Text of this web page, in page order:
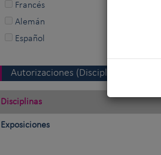
Francés
Alemán
Español
Autorizaciones (Disciplinas)
Disciplinas
Exposiciones